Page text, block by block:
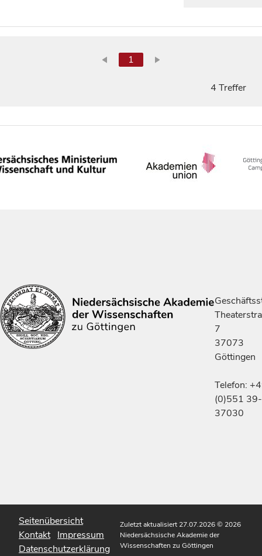
1
4 Treffer
7
37073
Göttingen
Telefon:
(0)551 39-
37030
Seitenübersicht
Kontakt Impressum
Datenschutzerklärung
Zuletzt aktualisiert 27.07.2026© 2026
Niedersächsische Akademie der
Wissenschaften zu Göttingen